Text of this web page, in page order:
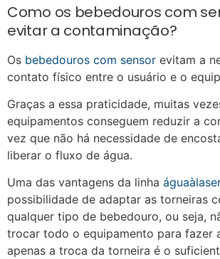
Como os bebedouros com
evitar a contaminação?
Os bebedouros com sensor evitam a
contato físico entre o usuário e o
Graças a essa praticidade, muitas
equipamentos conseguem reduzir a
vez que não há necessidade de
liberar o fluxo de água.
Uma das vantagens da linha
possibilidade de adaptar as torneiras
qualquer tipo de bebedouro, ou seja,
trocar todo o equipamento para fazer
apenas a troca da torneira é o